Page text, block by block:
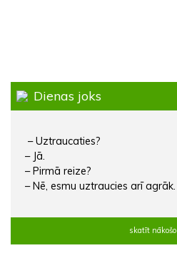
Dienas joks
– Uztraucaties?
– Jā.
– Pirmā reize?
– Nē, esmu uztraucies arī agrāk.
skatīt nākošo